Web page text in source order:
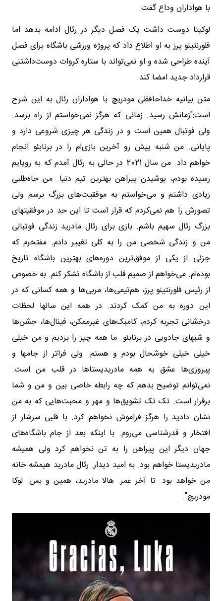
با هواداران وداع ‌گفت. ‌
لوکیتا دوست داشت یک فصل دیگر در رئال ادامه ‌بدهد اما
فلورنتینو پرز به او اطلاع داد که پروژه ورزشی باشگاه برای ‌فصل
آینده طراحی شده و او نمی‌تواند با ستاره کروات دوست‌داشتنی
‌قرارداد جدید امضا کند. ‌
متن بیانیه خداحافظی مودریچ با هواداران رئال به این شرح
‌است:"زمانش رسید. زمانی که هرگز نمی‌خواستم از راه برسد.
ولی ‌فوتبال همین است و در زندگی هر چیزی شروعی دارد و
پایانی. من ‌شنبه یپش رو آخرین بازی‌ام را در برنابئو انجام
خواهم داد. من سال ‌‌2021 در حالی به رئال آمدم که به رویایم
رسیده بودم، پوشیدن ‌پیراهن بهترین تیم دنیا. من جاه‌طلبی
زیادی داشتم و می‌خواستم به ‌موفقیت‌های بزرگ برسم ولی
تصورش را هم نمی‌کردم که قرار است ‌تا این حد در موفقیتهای
بزرگ رئال سهیم باشم. بازی برای رئال ‌مادرید زندگی فوتبالی
من و زندگی شخصی من را به کلی تغییر دادم. ‌مفتخرم که
جزئی از یکی از موفق‌ترین دوره‌های بهترین باشگاه تاریخ
‌بوده‌ام. می‌خواهم از صمیم قلب از باشگاه تشکر کنم. به خصوص
از ‌رئیس فلورنتینو پرز، هم‌تیمی‌ها، مربی‌ها و همه کسانی که در
این ‌دوره به من کمک کردند. در همه این سالها لحظات
درخشانی تجربه ‌کردم، کامبک‌های غیرممکن، فینال‌ها، جشن‌ها
و شبهای جادویی در ‌برنابئو. ما همه چیز را بردیم و من خیلی
خیلی خیلی خوشحال بودم ‌و هستم. ولی فراتر از جامها و
پیروزی‌ها عشق به همه مادریدیستاها ‌در قلب من است.
نمی‌توانم توضیح بدهم که چه رابطه خاصی بین و ‌من و شما
برقرار است. تک تک تشویق‌ها و مهر و محبت‌هایی که به ‌من
نشان دادید را هرگز فراموش نخواهم کرد. با قلبی سرشار از
‌افتخار و قدرشناسی می‌روم. با اینکه بعد از جام باشگاه‌های
جهان ‌دیگر این پیراهن را به تن نخواهم کرد ولی همیشه
مادریدیستا ‌خواهم بود. به امید دیدار. رئال مادرید هیمشه خانه
من خواهد بود. ‌تا آخر عمر. هالا مادرید، همین و بس. لوکا
مودریچ". ‌